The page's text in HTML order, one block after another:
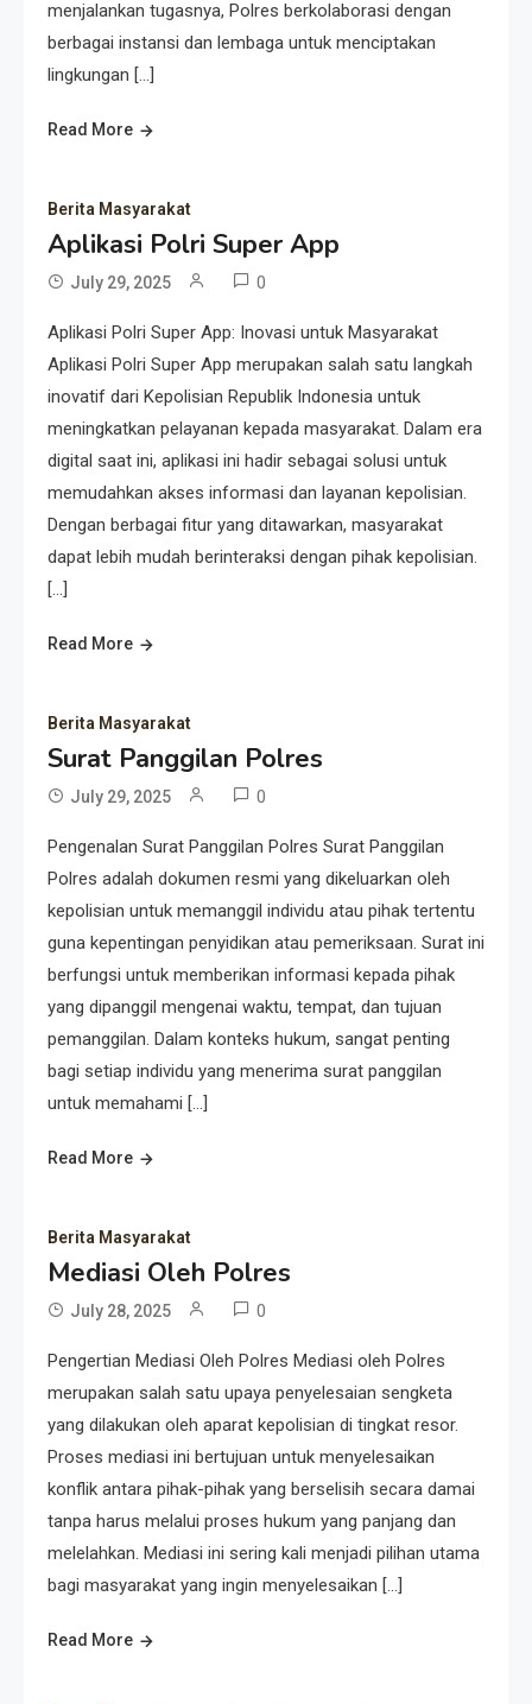
menjalankan tugasnya, Polres berkolaborasi dengan
berbagai instansi dan lembaga untuk menciptakan
lingkungan […]
Read More
Berita Masyarakat
Aplikasi Polri Super App
July 29, 2025 0
Aplikasi Polri Super App: Inovasi untuk Masyarakat
Aplikasi Polri Super App merupakan salah satu langkah
inovatif dari Kepolisian Republik Indonesia untuk
meningkatkan pelayanan kepada masyarakat. Dalam era
digital saat ini, aplikasi ini hadir sebagai solusi untuk
memudahkan akses informasi dan layanan kepolisian.
Dengan berbagai fitur yang ditawarkan, masyarakat
dapat lebih mudah berinteraksi dengan pihak kepolisian.
[…]
Read More
Berita Masyarakat
Surat Panggilan Polres
July 29, 2025 0
Pengenalan Surat Panggilan Polres Surat Panggilan
Polres adalah dokumen resmi yang dikeluarkan oleh
kepolisian untuk memanggil individu atau pihak tertentu
guna kepentingan penyidikan atau pemeriksaan. Surat ini
berfungsi untuk memberikan informasi kepada pihak
yang dipanggil mengenai waktu, tempat, dan tujuan
pemanggilan. Dalam konteks hukum, sangat penting
bagi setiap individu yang menerima surat panggilan
untuk memahami […]
Read More
Berita Masyarakat
Mediasi Oleh Polres
July 28, 2025 0
Pengertian Mediasi Oleh Polres Mediasi oleh Polres
merupakan salah satu upaya penyelesaian sengketa
yang dilakukan oleh aparat kepolisian di tingkat resor.
Proses mediasi ini bertujuan untuk menyelesaikan
konflik antara pihak-pihak yang berselisih secara damai
tanpa harus melalui proses hukum yang panjang dan
melelahkan. Mediasi ini sering kali menjadi pilihan utama
bagi masyarakat yang ingin menyelesaikan […]
Read More